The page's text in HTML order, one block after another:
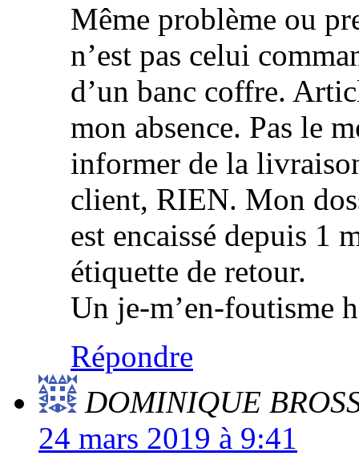
Même problème ou
n’est pas celui
d’un banc coffre.
mon absence. Pas le
informer de la
client, RIEN. Mon
est encaissé depuis 1
étiquette de retour.
Un je-m’en-foutisme
Répondre
DOMINIQUE
24 mars 2019 à 9:41